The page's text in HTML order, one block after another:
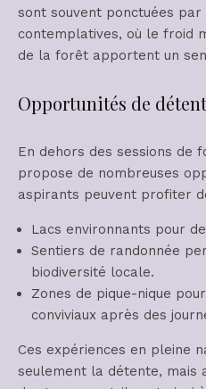
sont souvent ponctuées par
contemplatives, où le froid
de la forêt apportent un
Opportunités de
En dehors des sessions de
propose de nombreuses
aspirants peuvent profiter
Lacs environnants pour
Sentiers de randonnée
biodiversité locale.
Zones de pique-nique
conviviaux après des
Ces expériences en pleine
seulement la détente, mais